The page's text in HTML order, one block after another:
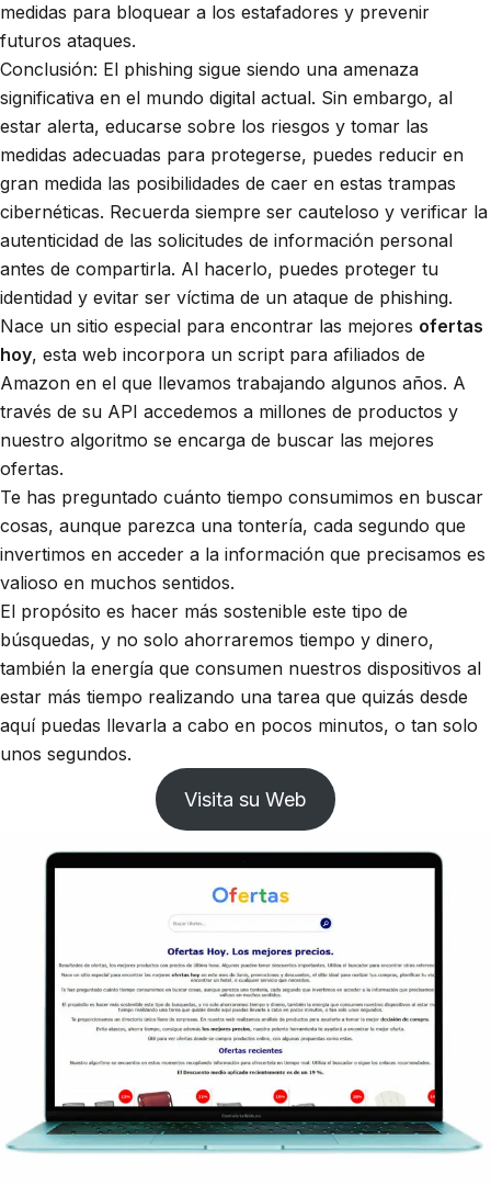
medidas para bloquear a los estafadores y prevenir
futuros ataques.
Conclusión: El phishing sigue siendo una amenaza
significativa en el mundo digital actual. Sin embargo, al
estar alerta, educarse sobre los riesgos y tomar las
medidas adecuadas para protegerse, puedes reducir en
gran medida las posibilidades de caer en estas trampas
cibernéticas. Recuerda siempre ser cauteloso y verificar la
autenticidad de las solicitudes de información personal
antes de compartirla. Al hacerlo, puedes proteger tu
identidad y evitar ser víctima de un ataque de phishing.
Nace un sitio especial para encontrar las mejores ofertas
hoy, esta web incorpora un script para afiliados de
Amazon en el que llevamos trabajando algunos años. A
través de su API accedemos a millones de productos y
nuestro algoritmo se encarga de buscar las mejores
ofertas.
Te has preguntado cuánto tiempo consumimos en buscar
cosas, aunque parezca una tontería, cada segundo que
invertimos en acceder a la información que precisamos es
valioso en muchos sentidos.
El propósito es hacer más sostenible este tipo de
búsquedas, y no solo ahorraremos tiempo y dinero,
también la energía que consumen nuestros dispositivos al
estar más tiempo realizando una tarea que quizás desde
aquí puedas llevarla a cabo en pocos minutos, o tan solo
unos segundos.
Visita su Web